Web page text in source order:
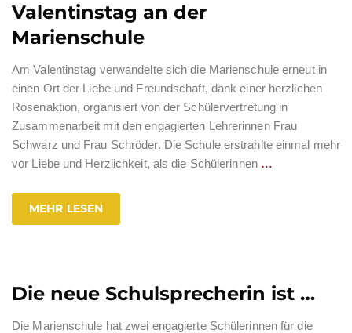
Valentinstag an der
Marienschule
Am Valentinstag verwandelte sich die Marienschule erneut in
einen Ort der Liebe und Freundschaft, dank einer herzlichen
Rosenaktion, organisiert von der Schülervertretung in
Zusammenarbeit mit den engagierten Lehrerinnen Frau
Schwarz und Frau Schröder. Die Schule erstrahlte einmal mehr
vor Liebe und Herzlichkeit, als die Schülerinnen …
MEHR LESEN
Die neue Schulsprecherin ist …
Die Marienschule hat zwei engagierte Schülerinnen für die